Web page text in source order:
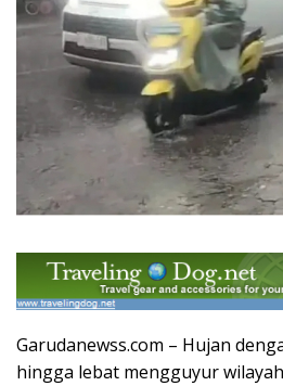
Garudanewss.com – Hujan
hingga lebat mengguyur